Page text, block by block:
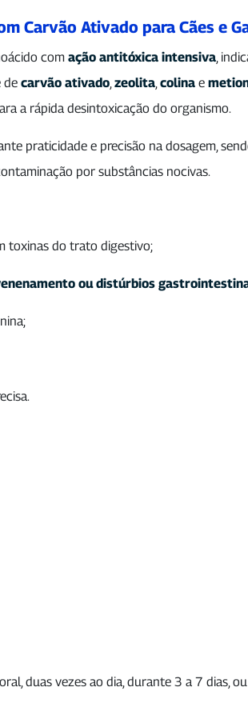
Carvão Ativado para Cães e
com ação antitóxica intensiva ,
de carvão ativado zeolita colina e
a rápida desintoxicação do organismo.
praticidade e precisão na dosagem,
por substâncias nocivas.
toxinas do trato digestivo;
ou distúrbios
duas vezes ao dia, durante 3 a 7 dias,